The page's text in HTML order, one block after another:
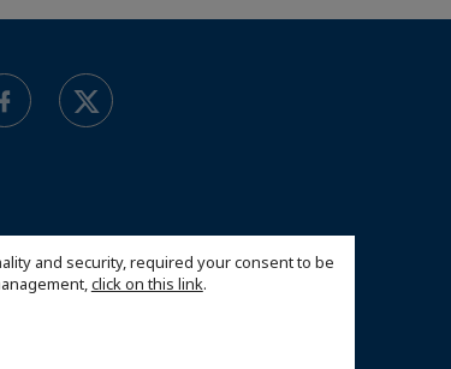
and security, required your consent to be
click on this link.